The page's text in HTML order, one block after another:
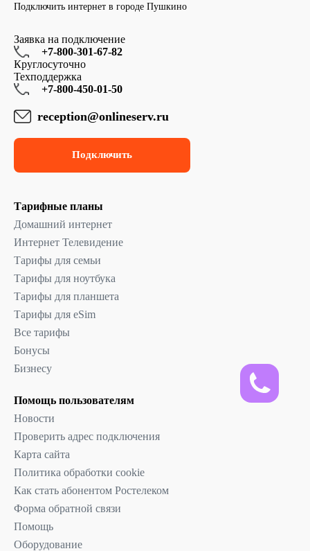
Подключить интернет в городе Пушкино
Заявка на подключение
+7-800-301-67-82
Круглосуточно
Техподдержка
+7-800-450-01-50
reception@onlineserv.ru
Подключить
Тарифные планы
Домашний интернет
Интернет Телевидение
Тарифы для семьи
Тарифы для ноутбука
Тарифы для планшета
Тарифы для eSim
Все тарифы
Бонусы
Бизнесу
Помощь пользователям
Новости
Проверить адрес подключения
Карта сайта
Политика обработки cookie
Как стать абонентом Ростелеком
Форма обратной связи
Помощь
Оборудование